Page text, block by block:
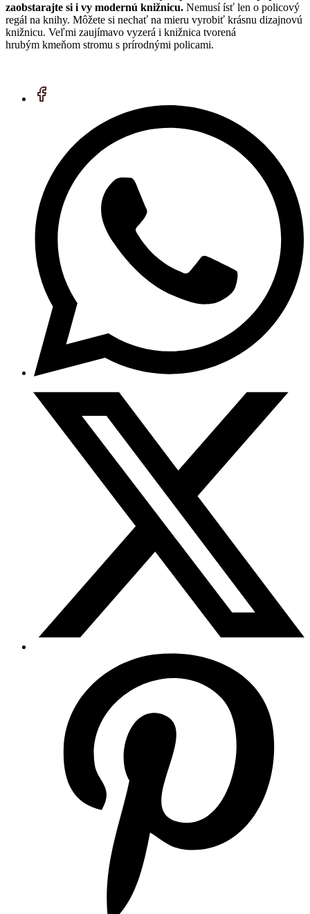
zaobstarajte si i vy modernú knižnicu. Nemusí ísť len o policový
regál na knihy. Môžete si nechať na mieru vyrobiť krásnu dizajnovú
knižnicu. Veľmi zaujímavo vyzerá i knižnica tvorená
hrubým kmeňom stromu s prírodnými policami.